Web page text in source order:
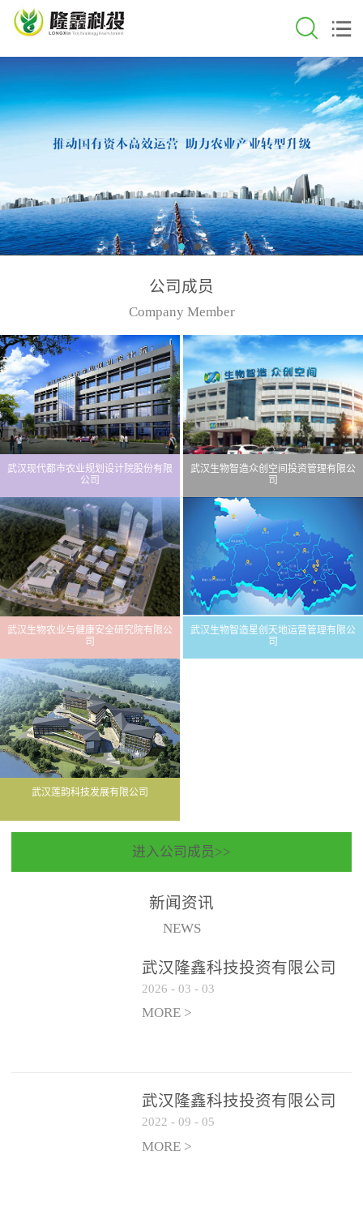
公司成员
Company Member
武汉现代都市农业规划设计院股份有限
公司
武汉生物智造众创空间投资管理有限公
司
武汉生物农业与健康安全研究院有限公
司
武汉生物智造星创天地运营管理有限公
司
武汉莲韵科技发展有限公司
进入公司成员>>
新闻资讯
NEWS
武汉隆鑫科技投资有限公司
聘请常年法律顾问服务机构
遴选公告
2026 - 03 - 03
MORE >
武汉隆鑫科技投资有限公司
办公用房 空调设备供应商公
开遴选公告
2022 - 09 - 05
MORE >